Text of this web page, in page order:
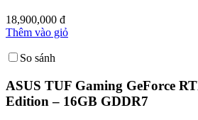
18,900,000 đ
Thêm vào giỏ
So sánh
ASUS TUF Gaming GeForce
Edition – 16GB GDDR7